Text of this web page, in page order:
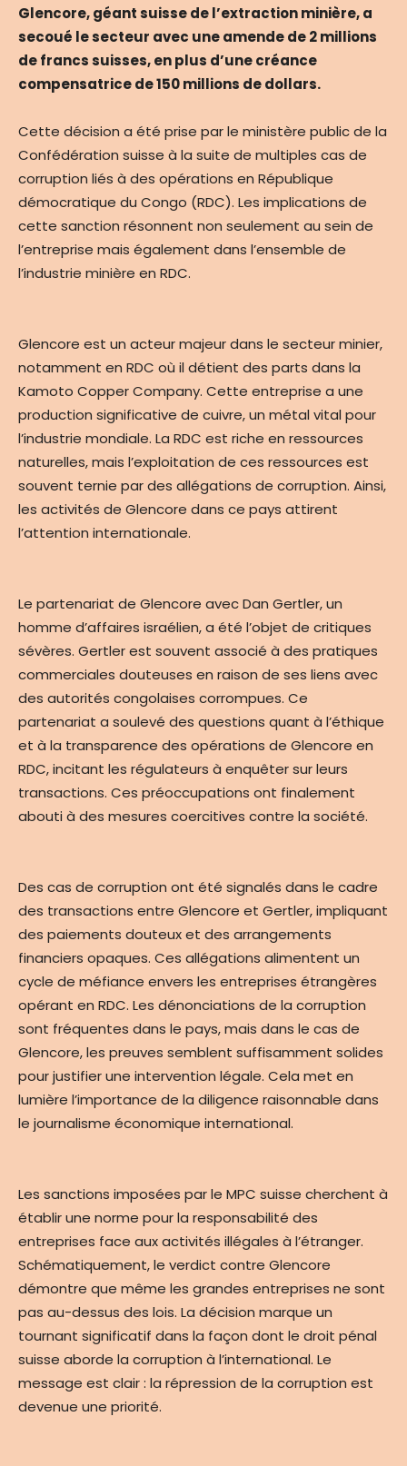
Glencore, géant suisse de l’extraction minière, a
secoué le secteur avec une amende de 2 millions
de francs suisses, en plus d’une créance
compensatrice de 150 millions de dollars.
Cette décision a été prise par le ministère public de la
Confédération suisse à la suite de multiples cas de
corruption liés à des opérations en République
démocratique du Congo (RDC). Les implications de
cette sanction résonnent non seulement au sein de
l’entreprise mais également dans l’ensemble de
l’industrie minière en RDC.
Glencore est un acteur majeur dans le secteur minier,
notamment en RDC où il détient des parts dans la
Kamoto Copper Company. Cette entreprise a une
production significative de cuivre, un métal vital pour
l’industrie mondiale. La RDC est riche en ressources
naturelles, mais l’exploitation de ces ressources est
souvent ternie par des allégations de corruption. Ainsi,
les activités de Glencore dans ce pays attirent
l’attention internationale.
Le partenariat de Glencore avec Dan Gertler, un
homme d’affaires israélien, a été l’objet de critiques
sévères. Gertler est souvent associé à des pratiques
commerciales douteuses en raison de ses liens avec
des autorités congolaises corrompues. Ce
partenariat a soulevé des questions quant à l’éthique
et à la transparence des opérations de Glencore en
RDC, incitant les régulateurs à enquêter sur leurs
transactions. Ces préoccupations ont finalement
abouti à des mesures coercitives contre la société.
Des cas de corruption ont été signalés dans le cadre
des transactions entre Glencore et Gertler, impliquant
des paiements douteux et des arrangements
financiers opaques. Ces allégations alimentent un
cycle de méfiance envers les entreprises étrangères
opérant en RDC. Les dénonciations de la corruption
sont fréquentes dans le pays, mais dans le cas de
Glencore, les preuves semblent suffisamment solides
pour justifier une intervention légale. Cela met en
lumière l’importance de la diligence raisonnable dans
le journalisme économique international.
Les sanctions imposées par le MPC suisse cherchent à
établir une norme pour la responsabilité des
entreprises face aux activités illégales à l’étranger.
Schématiquement, le verdict contre Glencore
démontre que même les grandes entreprises ne sont
pas au-dessus des lois. La décision marque un
tournant significatif dans la façon dont le droit pénal
suisse aborde la corruption à l’international. Le
message est clair : la répression de la corruption est
devenue une priorité.